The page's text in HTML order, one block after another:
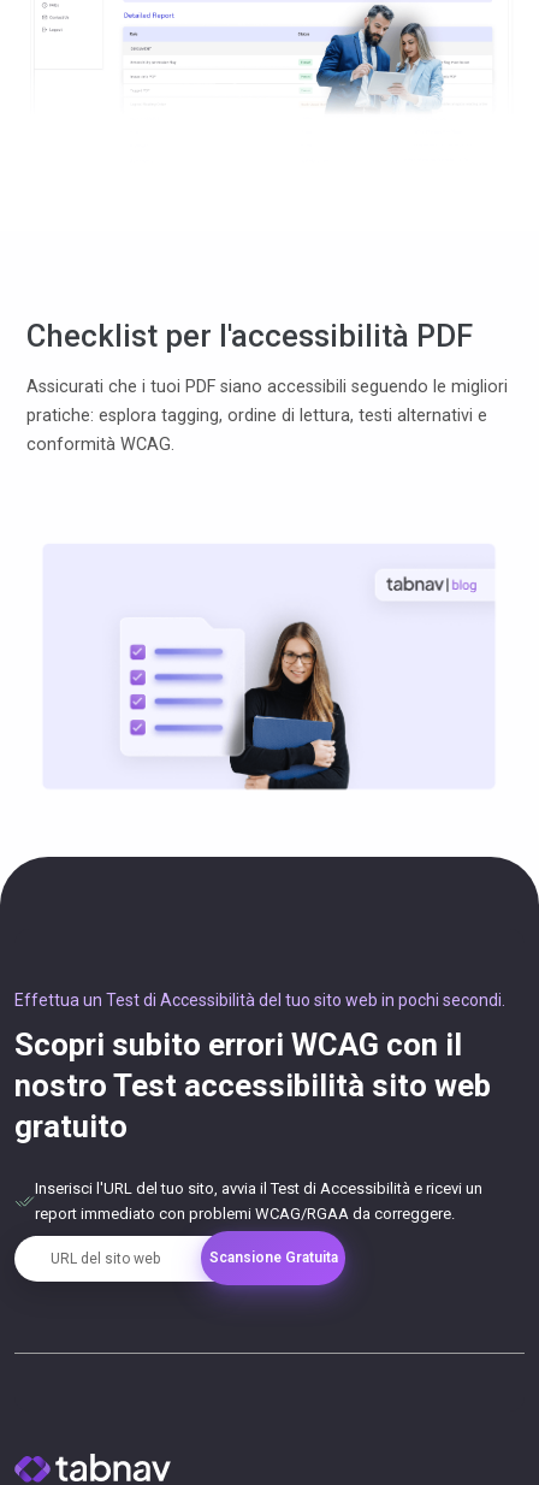
Checklist per l'accessibilità PDF
Assicurati che i tuoi PDF siano accessibili seguendo le migliori
pratiche: esplora tagging, ordine di lettura, testi alternativi e
conformità WCAG.
Effettua un Test di Accessibilità del tuo sito web in pochi secondi.
Scopri subito errori WCAG con il
nostro Test accessibilità sito web
gratuito
Inserisci l'URL del tuo sito, avvia il Test di Accessibilità e ricevi un
report immediato con problemi WCAG/RGAA da correggere.
URL del sito web Scansione Gratuita